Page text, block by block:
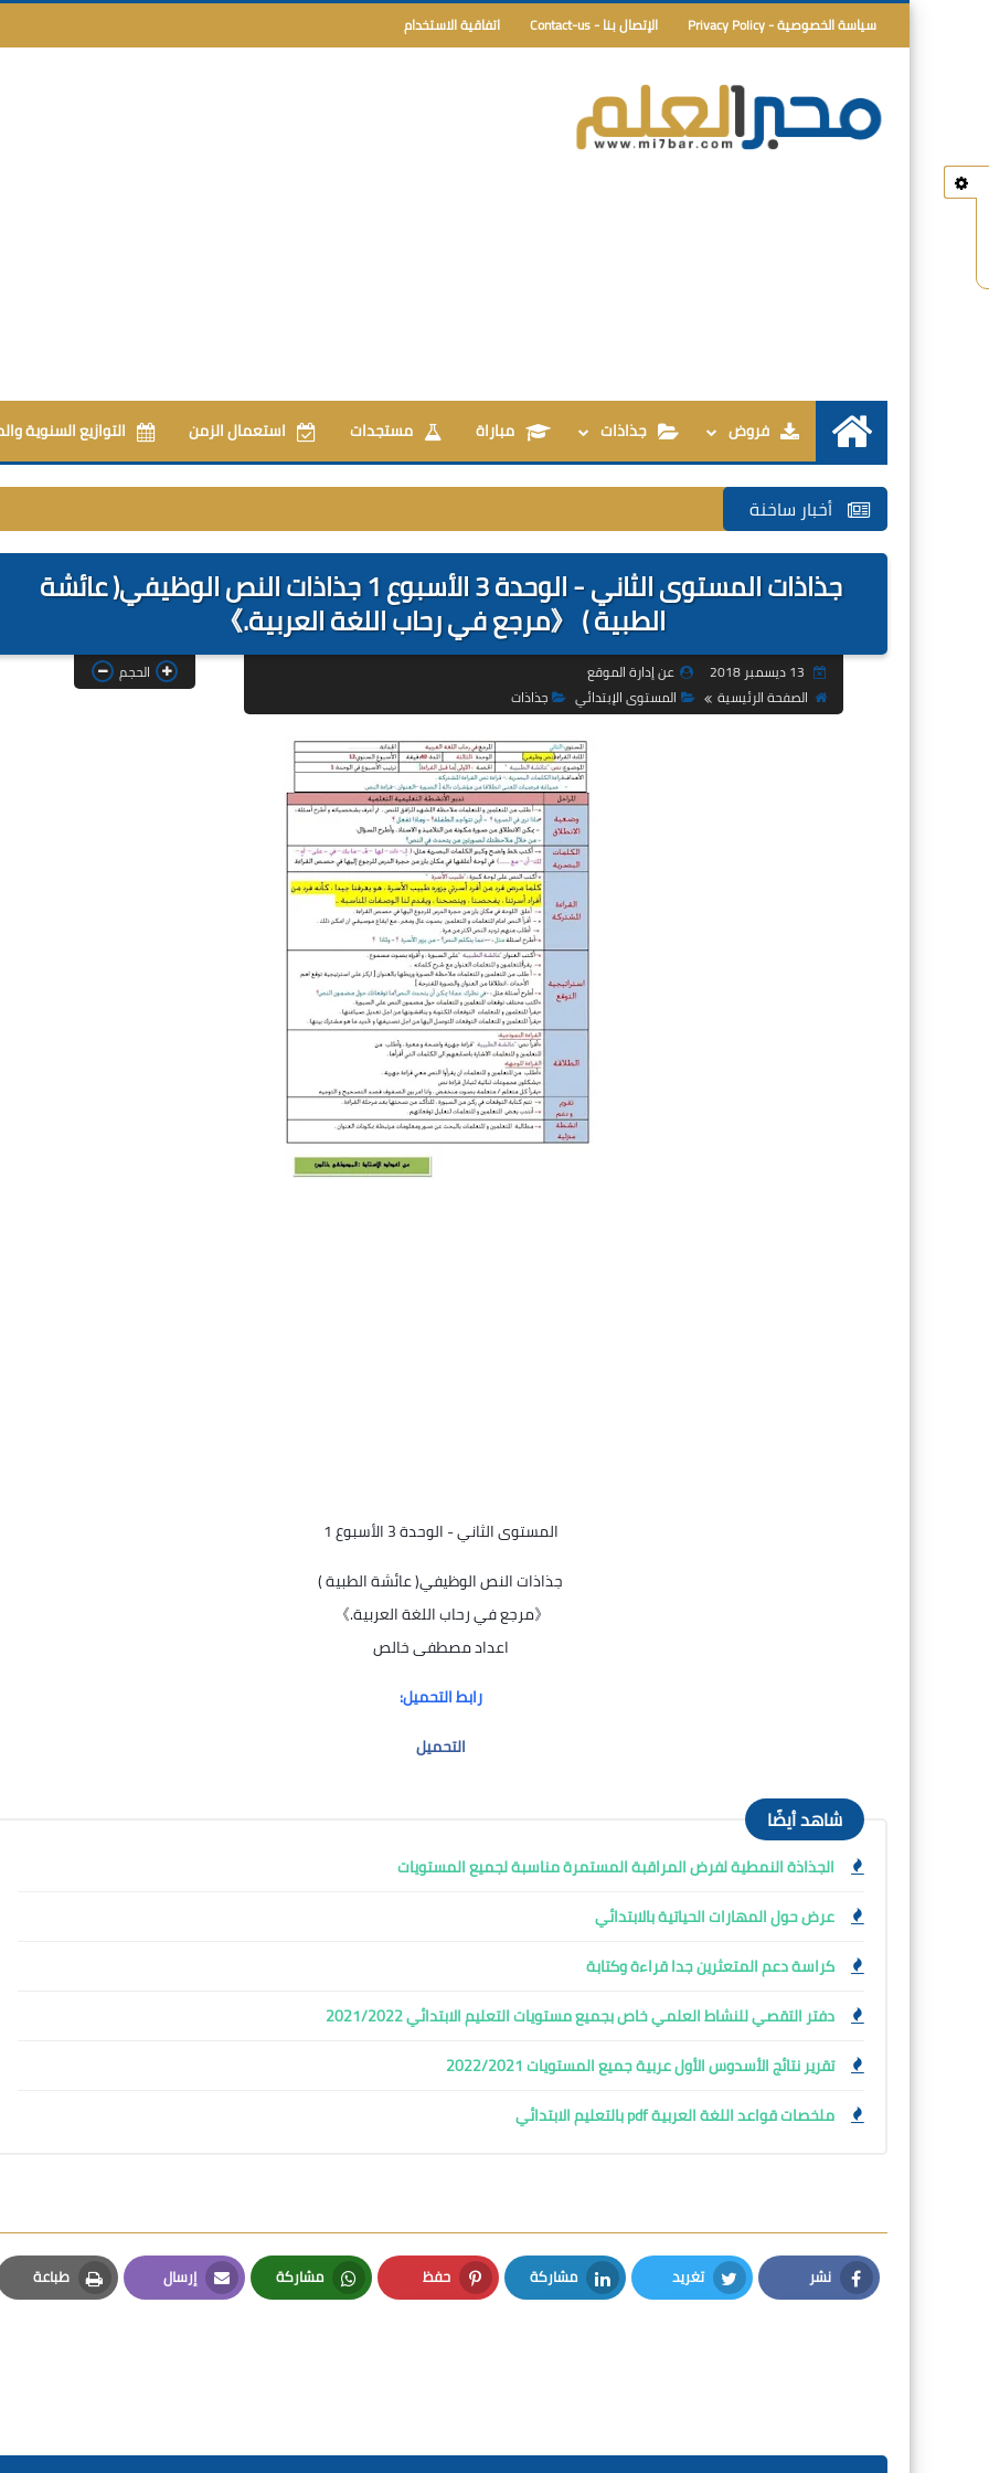
سياسة الخصوصية - Privacy Policy الإتصال بنا - Contact-us اتفاقية الاستخدام
الرئيسيةفروض جذاذات مباراة مستجدات استعمال الزمن التوازيع السنوية
أخبار ساخنة
جذاذات المستوى الثاني - الوحدة 3 الأسبوع 1 جذاذات النص الوظيفي( عائشة
الطبية ) 《مرجع في رحاب اللغة العربية.》
عن إدارة الموقع
الصفحة الرئيسية
المستوى الإبتدائي جذاذات
الحجم
المستوى الثاني - الوحدة 3 الأسبوع 1
جذاذات النص الوظيفي( عائشة الطبية )
《مرجع في رحاب اللغة العربية.》
اعداد مصطفى خالص
رابط التحميل:
التحميل
شاهد أيضًا
الجذاذة النمطية لفرض المراقبة المستمرة مناسبة لجميع المستويات
عرض حول المهارات الحياتية بالابتدائي
كراسة دعم المتعثرين جدا قراءة وكتابة
دفتر التقصي للنشاط العلمي خاص بجميع مستويات التعليم الابتدائي 2021/2022
تقرير نتائج الأسدوس الأول عربية جميع المستويات 2022/2021
ملخصات قواعد اللغة العربية pdf بالتعليم الابتدائي
نشر
Facebook
تغريد
Twitter
مشاركة
LinkedIn
حفظ
Pinterest
مشاركة
Whatsapp
إرسال
Email
طباعة
Print